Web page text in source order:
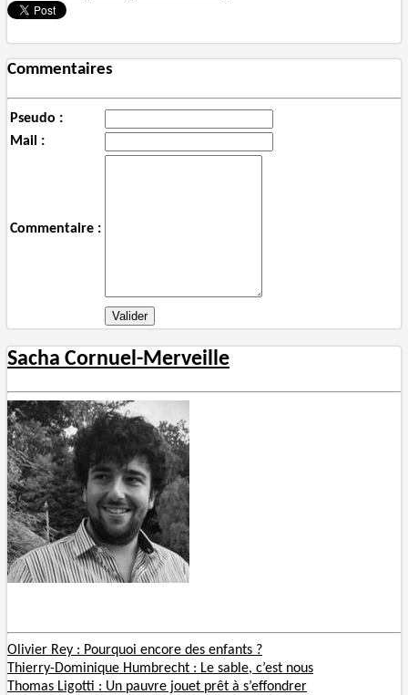
Commentaires
Pseudo :
Mail :
Commentaire :
Sacha Cornuel-Merveille
Olivier Rey : Pourquoi encore des enfants ?
Thierry-Dominique Humbrecht : Le sable, c’est nous
Thomas Ligotti : Un pauvre jouet prêt à s’effondrer